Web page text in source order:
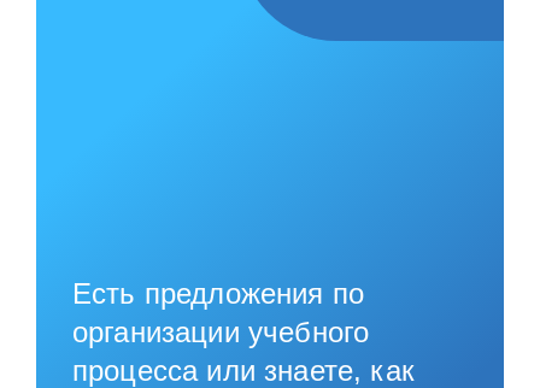
Есть предложения по
организации учебного
процесса или знаете, как